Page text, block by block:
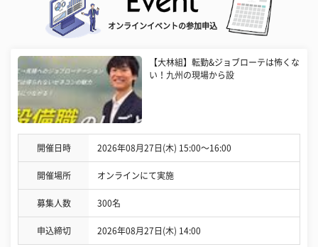
オンラインイベントの参加申込
【大林組】転勤&ジョブローテは怖くな
い！九州の現場から設
開催日時 2026年08月27日(木) 15:00〜16:00
開催場所 オンラインにて実施
募集人数 300名
申込締切 2026年08月27日(木) 14:00